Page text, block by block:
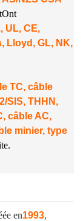
Ont
UL, CE,
Lloyd, GL, NK,
TC, câble
SIS, THHN,
câble AC,
minier, type
en1993,